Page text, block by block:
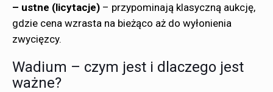
– ustne (licytacje) – przypominają klasyczną aukcję,
gdzie cena wzrasta na bieżąco aż do wyłonienia
zwycięzcy.
Wadium – czym jest i dlaczego jest
ważne?